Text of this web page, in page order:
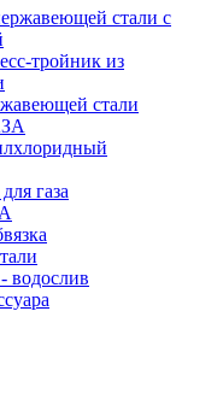
стали с
тройник из
стали
газа